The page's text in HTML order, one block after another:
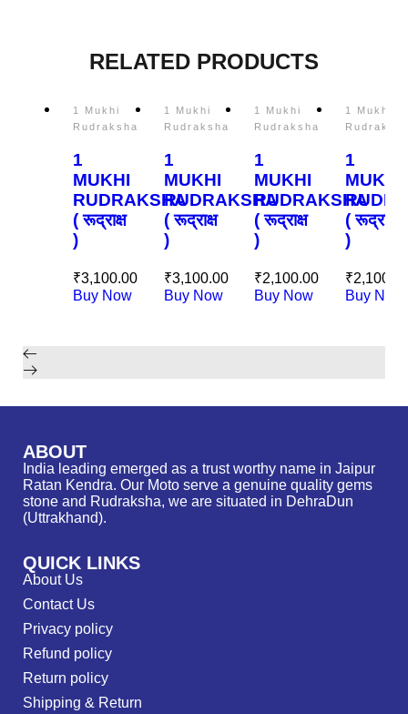
RELATED PRODUCTS
1 Mukhi
Rudraksha
1
MUKHI
RUDRAKSHA
( रूद्राक्ष
)
₹3,100.00
Buy Now
1 Mukhi
Rudraksha
1
MUKHI
RUDRAKSHA
( रूद्राक्ष
)
₹3,100.00
Buy Now
1 Mukhi
Rudraksha
1
MUKHI
RUDRAKSHA
( रूद्राक्ष
)
₹2,100.00
Buy Now
1 Mukhi
1
MUKHI
( रूद्राक्ष
)
₹
Buy Now
ABOUT
India leading emerged as a trust worthy name in Jaipur
Ratan Kendra. Our Moto serve a genuine quality gems
stone and Rudraksha, we are situated in DehraDun
(Uttrakhand).
QUICK LINKS
About Us
Contact Us
Privacy policy
Refund policy
Return policy
Shipping & Return